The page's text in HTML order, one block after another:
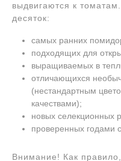
выдвигаются к
десяток:
самых ранних
подходящих для
выращиваемых в
отличающихся
(нестандартным
качествами);
новых селекционных
проверенных годами
Внимание! Как